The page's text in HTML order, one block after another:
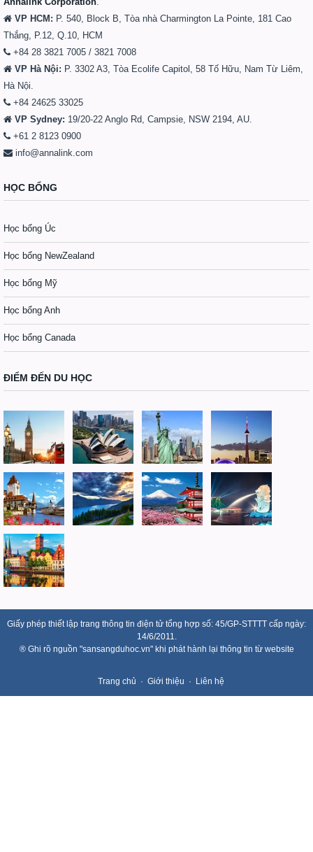
VP HCM: P. 540, Block B, Tòa nhà Charmington La Pointe, 181 Cao
Thắng, P.12, Q.10, HCM
+84 28 3821 7005 / 3821 7008
VP Hà Nội: P. 3302 A3, Tòa Ecolife Capitol, 58 Tố Hữu, Nam Từ Liêm,
Hà Nội.
+84 24625 33025
VP Sydney: 19/20-22 Anglo Rd, Campsie, NSW 2194, AU.
+61 2 8123 0900
info@annalink.com
HỌC BỔNG
Học bổng Úc
Học bổng NewZealand
Học bổng Mỹ
Học bổng Anh
Học bổng Canada
ĐIỂM ĐẾN DU HỌC
Giấy phép thiết lập trang thông tin điện tử tổng hợp số: 45/GP-STTTT cấp ngày:
14/6/2011.
® Ghi rõ nguồn "sansangduhoc.vn" khi phát hành lại thông tin từ website
Trang chủ Giới thiệu Liên hệ